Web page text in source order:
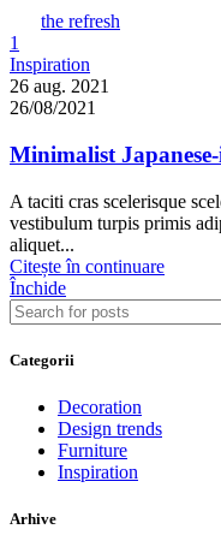
the refresh
1
Inspiration
26 aug. 2021
26/08/2021
Minimalist
A taciti cras scelerisque
vestibulum turpis primis
aliquet...
Citește în continuare
Închide
Categorii
Decoration
Design trends
Furniture
Inspiration
Arhive